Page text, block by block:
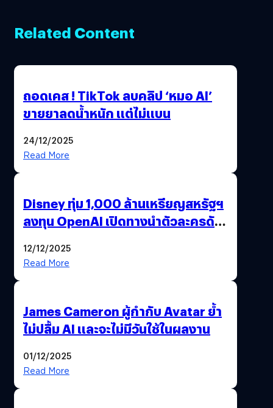
Related Content
ถอดเคส ! TikTok ลบคลิป ‘หมอ AI’
ขายยาลดน้ำหนัก แต่ไม่แบน
24/12/2025
Read More
Disney ทุ่ม 1,000 ล้านเหรียญสหรัฐฯ
ลงทุน OpenAI เปิดทางนำตัวละครดัง
12/12/2025
Read More
James Cameron ผู้กำกับ Avatar ย้ำ
ไม่ปลื้ม AI และจะไม่มีวันใช้ในผลงาน
01/12/2025
Read More